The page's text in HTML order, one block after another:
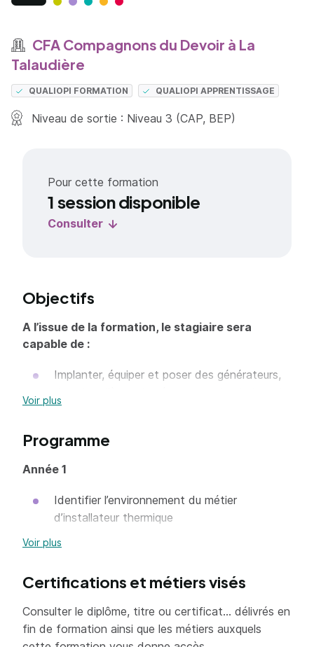
CFA Compagnons du Devoir à La
Talaudière
QUALIOPI FORMATION QUALIOPI APPRENTISSAGE
Niveau de sortie : Niveau 3 (CAP, BEP)
Pour cette formation
1 session disponible
Consulter
Objectifs
A l’issue de la formation, le stagiaire sera
capable de :
Implanter, équiper et poser des générateurs,
la V.M.C., des panneaux solaires, des
les consignes reçues
Réaliser des installations tout en ayant le
d’économiser l’énergie
Voir plus
Programme
Année 1
Identifier l’environnement du métier
d’installateur thermique
Prévention des Risques liés à l’Activité
Utilisation d’échafaudage roulant (R457)
Intégrer les conduites à tenir en cas
d’accident (SST)
Voir plus
Certifications et métiers visés
Consulter le diplôme, titre ou certificat... délivrés en
fin de formation ainsi que les métiers auxquels